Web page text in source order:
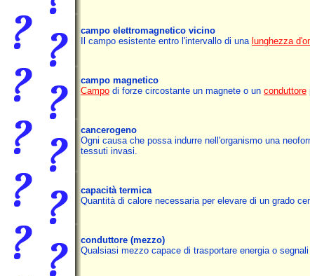
campo elettromagnetico vicino
Il campo esistente entro l'intervallo di una lunghezza
campo magnetico
Campo di forze circostante un magnete o un conduttore
cancerogeno
Ogni causa che possa indurre nell'organismo una
tessuti invasi.
capacità termica
Quantità di calore necessaria per elevare di un grado
conduttore (mezzo)
Qualsiasi mezzo capace di trasportare energia o segnali